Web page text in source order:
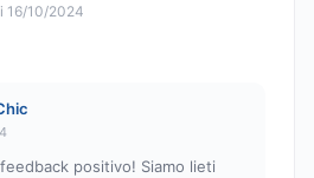
16/10/2024
positivo! Siamo lieti